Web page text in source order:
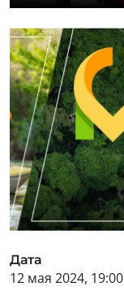
Дата
12 мая 2024, 19:00